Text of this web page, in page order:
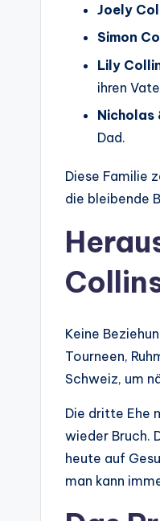
Joely
Simon
Lily
ihren
Nicholas
Dad.
Diese Familie
die bleibende
Keine
Tourneen,
Schweiz, um
Die dritte Ehe
wieder Bruch.
heute auf
man kann